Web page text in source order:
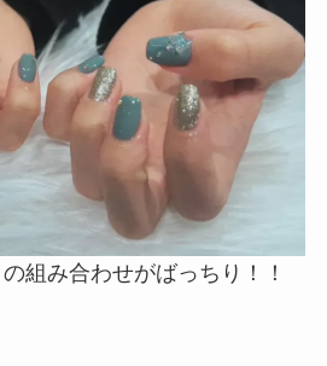
組み合わせがばっちり！！